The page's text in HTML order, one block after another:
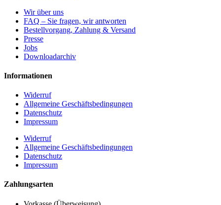
Wir über uns
FAQ – Sie fragen, wir antworten
Bestellvorgang, Zahlung & Versand
Presse
Jobs
Downloadarchiv
Informationen
Widerruf
Allgemeine Geschäftsbedingungen
Datenschutz
Impressum
Widerruf
Allgemeine Geschäftsbedingungen
Datenschutz
Impressum
Zahlungsarten